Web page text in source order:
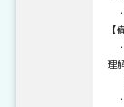
【
理